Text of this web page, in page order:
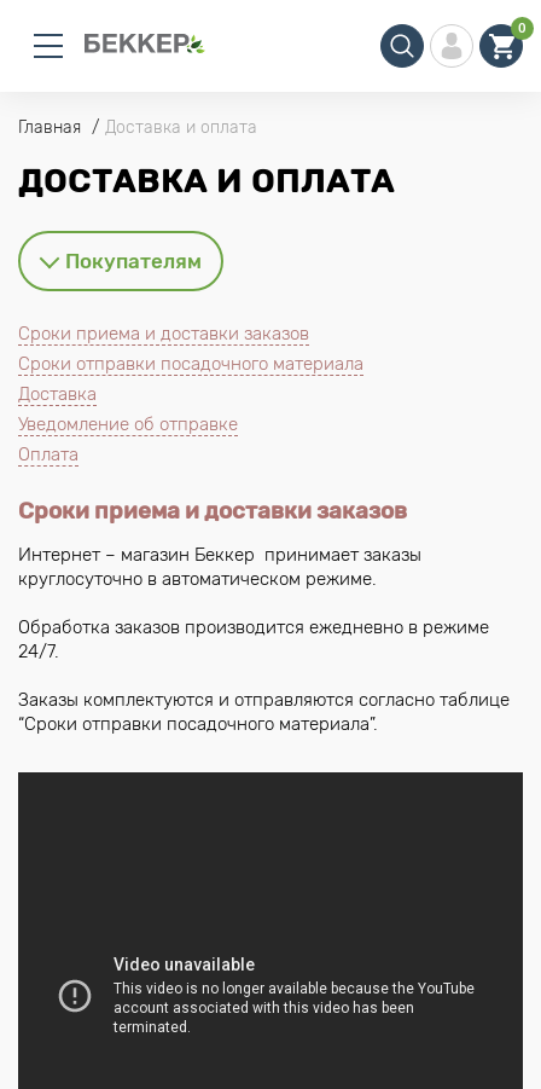
0
Главная Доставка и оплата
ДОСТАВКА И ОПЛАТА
Покупателям
Сроки приема и доставки заказов
Сроки отправки посадочного материала
Доставка
Уведомление об отправке
Оплата
Сроки приема и доставки заказов
Интернет – магазин Беккер принимает заказы
круглосуточно в автоматическом режиме.
Обработка заказов производится ежедневно в режиме
24/7.
Заказы комплектуются и отправляются согласно таблице
“Сроки отправки посадочного материала”.